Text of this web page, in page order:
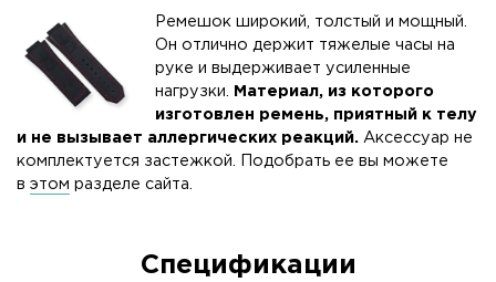
Ремешок широкий, толстый и мощный.
Он отлично держит тяжелые часы на
руке и выдерживает усиленные
нагрузки.
Материал, из которого
изготовлен ремень, приятный к телу
и не вызывает аллергических реакций. Аксессуар не
комплектуется застежкой. Подобрать ее вы можете
в этом разделе сайта.
Спецификации